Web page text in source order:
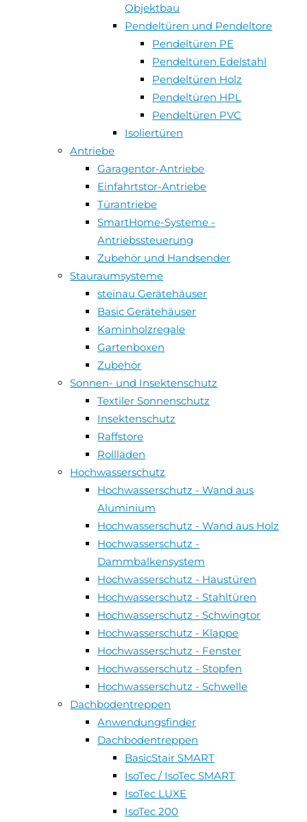
Objektbau
Pendeltüren und Pendeltore
Pendeltüren PE
Pendeltüren Edelstahl
Pendeltüren Holz
Pendeltüren HPL
Pendeltüren PVC
Isoliertüren
Antriebe
Garagentor-Antriebe
Einfahrtstor-Antriebe
Türantriebe
SmartHome-Systeme -
Antriebssteuerung
Zubehör und Handsender
Stauraumsysteme
steinau Gerätehäuser
Basic Gerätehäuser
Kaminholzregale
Gartenboxen
Zubehör
Sonnen- und Insektenschutz
Textiler Sonnenschutz
Insektenschutz
Raffstore
Rollläden
Hochwasserschutz
Hochwasserschutz - Wand aus
Aluminium
Hochwasserschutz - Wand aus Holz
Hochwasserschutz -
Dammbalkensystem
Hochwasserschutz - Haustüren
Hochwasserschutz - Stahltüren
Hochwasserschutz - Schwingtor
Hochwasserschutz - Klappe
Hochwasserschutz - Fenster
Hochwasserschutz - Stopfen
Hochwasserschutz - Schwelle
Dachbodentreppen
Anwendungsfinder
Dachbodentreppen
BasicStair SMART
IsoTec / IsoTec SMART
IsoTec LUXE
IsoTec 200